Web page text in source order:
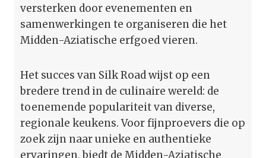
versterken door evenementen en
samenwerkingen te organiseren die het
Midden-Aziatische erfgoed vieren.
Het succes van Silk Road wijst op een
bredere trend in de culinaire wereld: de
toenemende populariteit van diverse,
regionale keukens. Voor fijnproevers die op
zoek zijn naar unieke en authentieke
ervaringen, biedt de Midden-Aziatische